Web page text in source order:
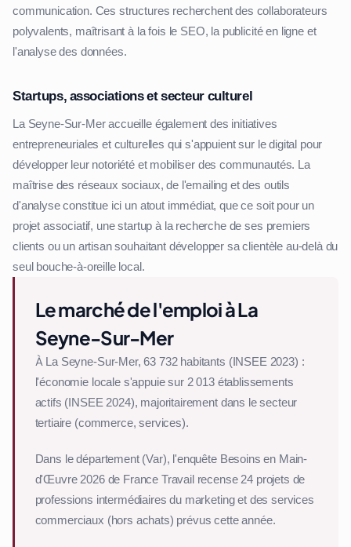
communication. Ces structures recherchent des collaborateurs
polyvalents, maîtrisant à la fois le SEO, la publicité en ligne et
l'analyse des données.
Startups, associations et secteur culturel
La Seyne-Sur-Mer accueille également des initiatives
entrepreneuriales et culturelles qui s'appuient sur le digital pour
développer leur notoriété et mobiliser des communautés. La
maîtrise des réseaux sociaux, de l'emailing et des outils
d'analyse constitue ici un atout immédiat, que ce soit pour un
projet associatif, une startup à la recherche de ses premiers
clients ou un artisan souhaitant développer sa clientèle au-delà du
seul bouche-à-oreille local.
Le marché de l'emploi à La
Seyne-Sur-Mer
À La Seyne-Sur-Mer, 63 732 habitants (INSEE 2023) :
l'économie locale s'appuie sur 2 013 établissements
actifs (INSEE 2024), majoritairement dans le secteur
tertiaire (commerce, services).
Dans le département (Var), l'enquête Besoins en Main-
d'Œuvre 2026 de France Travail recense 24 projets de
professions intermédiaires du marketing et des services
commerciaux (hors achats) prévus cette année.